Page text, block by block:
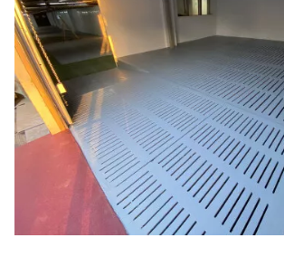
Resistentie tegen antibiotica is het
FOA. Kritische consumenten vragen
vrij van antibiotica, terwijl u een
tegen ziektekiemen en andere schadelijke
organismen die zich in de vloer en
Onze Agricoat-oplossingen bieden
maatschappelijk verantwoorde oplossing
voedselproductie.